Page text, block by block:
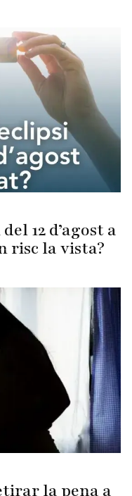
12 d’agost a
risc la vista?
la pena a